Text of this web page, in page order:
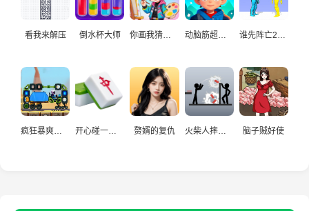
看我来解压 倒水杯大师
赘婿的复仇 火柴人摔炮仗 脑子贼好使